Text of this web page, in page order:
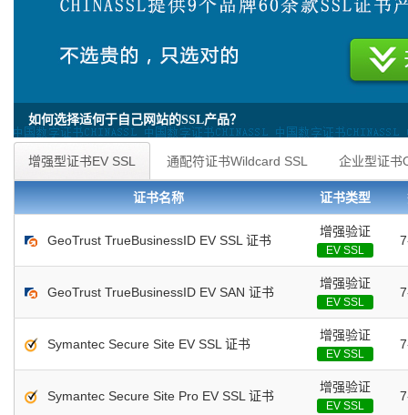
如何选择适何于自己网站的SSL产品？
如何选择适何于自己网站的SSL产品？SSL证书,赛门铁克SSL证书,EV SSL证书,
增强型证书EV SSL 通配符证书Wildcard SSL 企业型证书
证书名称 证书类型
GeoTrust TrueBusinessID EV SSL 证书
增强验证
EV SSL
GeoTrust TrueBusinessID EV SAN 证书
增强验证
EV SSL
Symantec Secure Site EV SSL 证书
增强验证
EV SSL
Symantec Secure Site Pro EV SSL 证书
增强验证
EV SSL